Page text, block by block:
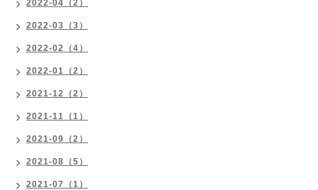
2022-04（2）
2022-03（3）
2022-02（4）
2022-01（2）
2021-12（2）
2021-11（1）
2021-09（2）
2021-08（5）
2021-07（1）